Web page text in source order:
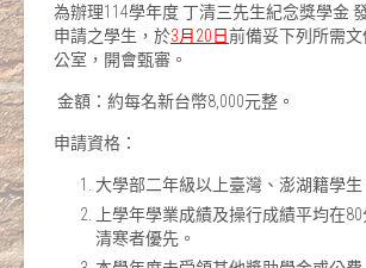
為辦理114學年度 丁清三先生紀念獎學金
申請之學生，於3月 20 日前備妥下列所需
公室，開會甄審。
金額：約每名新台幣8,000元整。
申請資格：
大學部二年級以上臺灣、澎湖籍學生
上學年學業成績及操行成績平均在
清寒者優先。